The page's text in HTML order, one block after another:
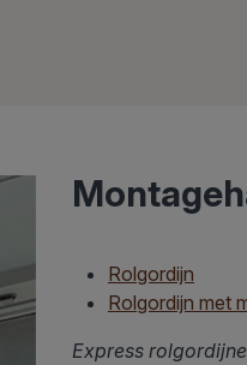
Rolgordijn
Rolgordijn met
Express